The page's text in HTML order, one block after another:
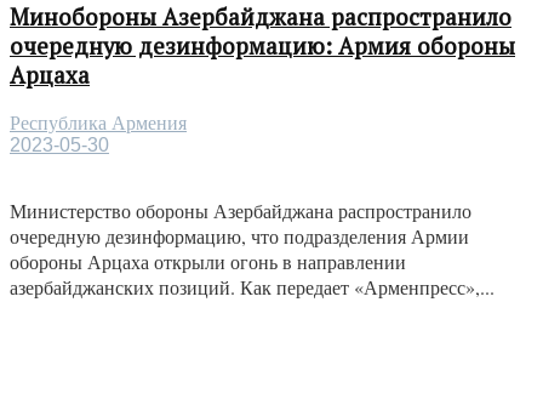
Минобороны Азербайджана распространило
очередную дезинформацию: Армия обороны
Арцаха
Республика Армения
2023-05-30
Министерство обороны Азербайджана распространило
очередную дезинформацию, что подразделения Армии
обороны Арцаха открыли огонь в направлении
азербайджанских позиций. Как передает «Арменпресс»,...